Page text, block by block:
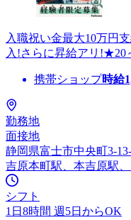
入職祝い金最大10万円
入!さらに昇給アリ!★20
携帯ショップ時給
勤務地
面接地
静岡県富士市中央町3-
吉原本町駅、本吉原駅
シフト
1日8時間 週5日からOK